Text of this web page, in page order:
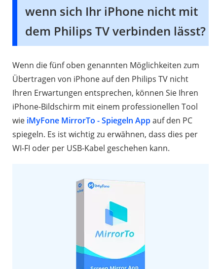
wenn sich Ihr iPhone nicht mit
dem Philips TV verbinden lässt?
Wenn die fünf oben genannten Möglichkeiten zum
Übertragen von iPhone auf den Philips TV nicht
Ihren Erwartungen entsprechen, können Sie Ihren
iPhone-Bildschirm mit einem professionellen Tool
wie iMyFone MirrorTo - Spiegeln Appauf den PC
spiegeln. Es ist wichtig zu erwähnen, dass dies per
WI-FI oder per USB-Kabel geschehen kann.